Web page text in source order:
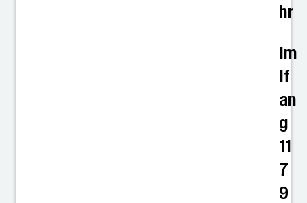
hr
Im
If
an
g
11
7
9